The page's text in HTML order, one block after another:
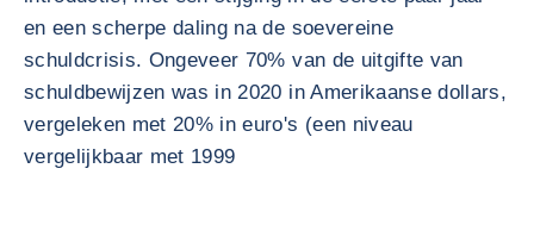
en een scherpe daling na de soevereine
schuldcrisis. Ongeveer 70% van de uitgifte van
schuldbewijzen was in 2020 in Amerikaanse dollars,
vergeleken met 20% in euro's (een niveau
vergelijkbaar met 1999